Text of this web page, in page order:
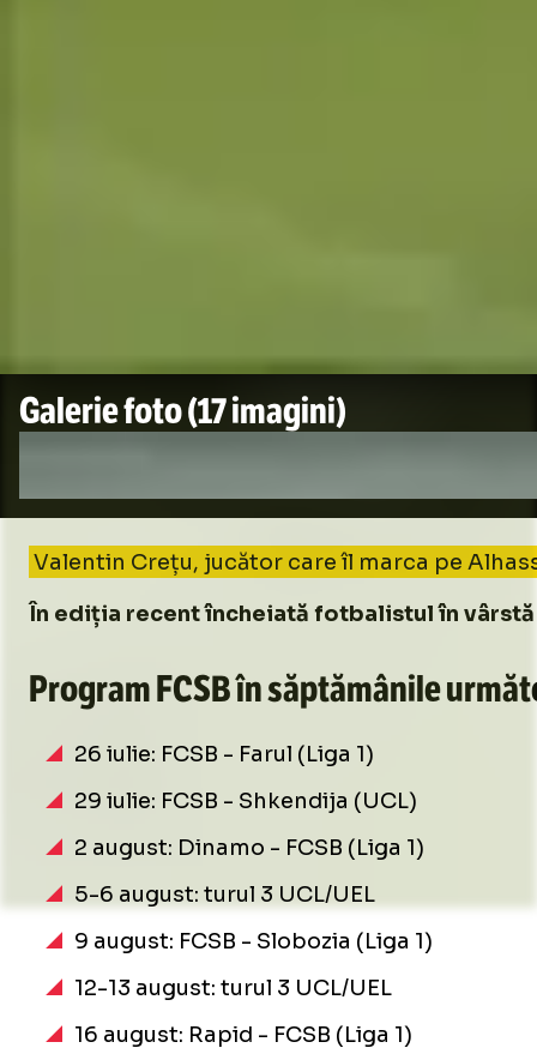
Galerie foto(17 imagini)
Valentin Crețu, jucător care îl marca pe
În ediția recent încheiată fotbalistul în
Program FCSB în săptămânile
26 iulie: FCSB - Farul (Liga 1)
29 iulie: FCSB - Shkendija (UCL)
2 august: Dinamo - FCSB (Liga 1)
5-6 august: turul 3 UCL/UEL
9 august: FCSB - Slobozia (Liga 1)
12-13 august: turul 3 UCL/UEL
16 august: Rapid - FCSB (Liga 1)